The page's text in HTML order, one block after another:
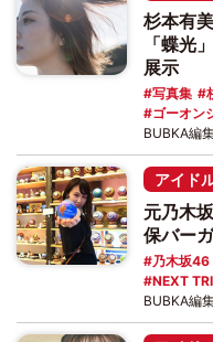
杉本有
「蝶光
展示
写真集
ゴーオン
BUBKA編
アイド
元乃木
保バー
乃木坂46
NEXT
BUBKA編